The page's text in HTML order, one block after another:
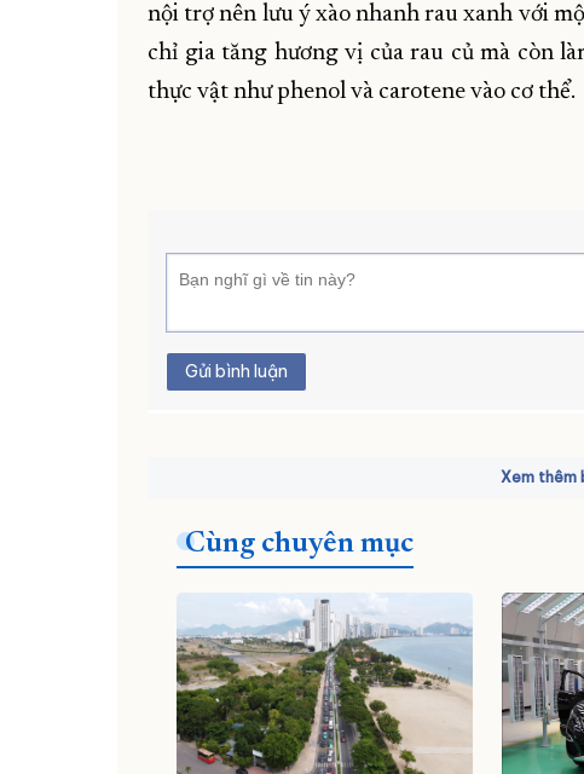
nội trợ nên lưu ý xào nhanh rau xanh với
chỉ gia tăng hương vị của rau củ mà còn
thực vật như phenol và carotene vào cơ thể.
Gửi bình luận
Xem thêm
Cùng chuyên mục